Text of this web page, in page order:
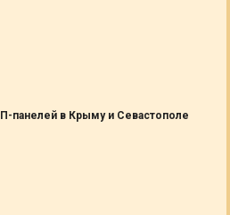
панелей в Крыму и Севастополе